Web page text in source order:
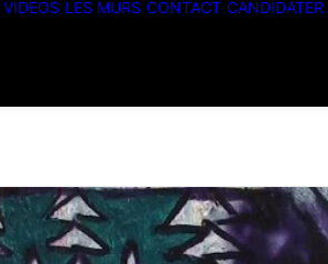
VIDEOS LES MURS CONTACT CANDIDATER